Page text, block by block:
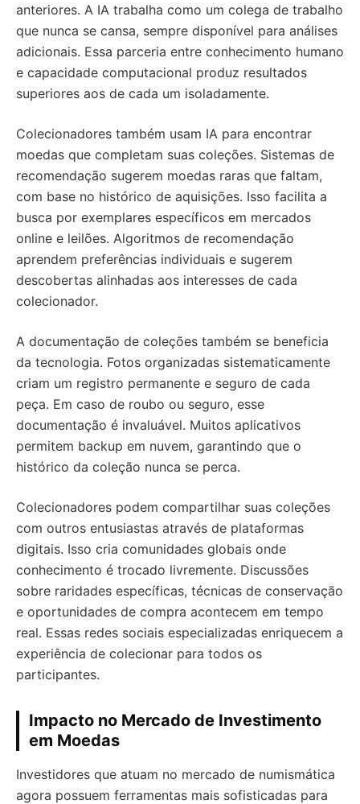
anteriores. A IA trabalha como um colega de trabalho
que nunca se cansa, sempre disponível para análises
adicionais. Essa parceria entre conhecimento humano
e capacidade computacional produz resultados
superiores aos de cada um isoladamente.
Colecionadores também usam IA para encontrar
moedas que completam suas coleções. Sistemas de
recomendação sugerem moedas raras que faltam,
com base no histórico de aquisições. Isso facilita a
busca por exemplares específicos em mercados
online e leilões. Algoritmos de recomendação
aprendem preferências individuais e sugerem
descobertas alinhadas aos interesses de cada
colecionador.
A documentação de coleções também se beneficia
da tecnologia. Fotos organizadas sistematicamente
criam um registro permanente e seguro de cada
peça. Em caso de roubo ou seguro, esse
documentação é invaluável. Muitos aplicativos
permitem backup em nuvem, garantindo que o
histórico da coleção nunca se perca.
Colecionadores podem compartilhar suas coleções
com outros entusiastas através de plataformas
digitais. Isso cria comunidades globais onde
conhecimento é trocado livremente. Discussões
sobre raridades específicas, técnicas de conservação
e oportunidades de compra acontecem em tempo
real. Essas redes sociais especializadas enriquecem a
experiência de colecionar para todos os
participantes.
Impacto no Mercado de Investimento
em Moedas
Investidores que atuam no mercado de numismática
agora possuem ferramentas mais sofisticadas para